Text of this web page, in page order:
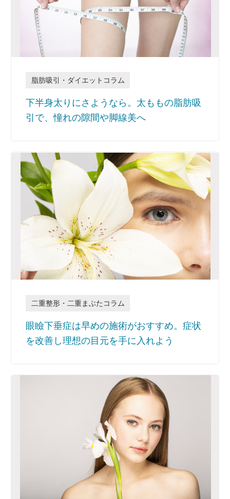
脂肪吸引・ダイエットコラム
下半身太りにさようなら。太ももの脂肪吸
引で、憧れの隙間や脚線美へ
二重整形・二重まぶたコラム
眼瞼下垂症は早めの施術がおすすめ。症状
を改善し理想の目元を手に入れよう